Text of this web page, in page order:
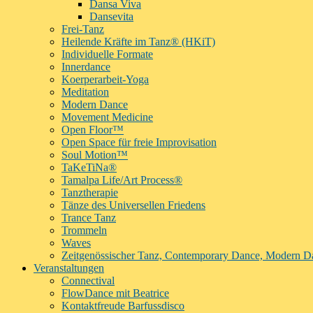
Dansa Viva
Dansevita
Frei-Tanz
Heilende Kräfte im Tanz® (HKiT)
Individuelle Formate
Innerdance
Koerperarbeit-Yoga
Meditation
Modern Dance
Movement Medicine
Open Floor™
Open Space für freie Improvisation
Soul Motion™
TaKeTiNa®
Tamalpa Life/Art Process®
Tanztherapie
Tänze des Universellen Friedens
Trance Tanz
Trommeln
Waves
Zeitgenössischer Tanz, Contemporary Dance, Modern
Veranstaltungen
Connectival
FlowDance mit Beatrice
Kontaktfreude Barfussdisco